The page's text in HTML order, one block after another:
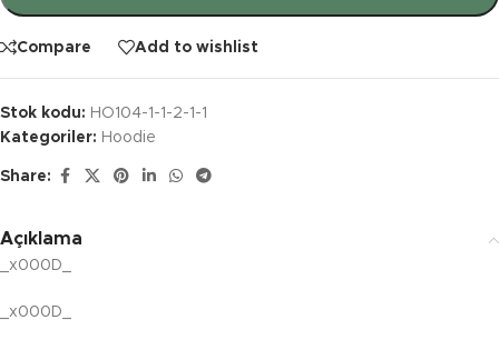
Compare Add to wishlist
Stok kodu: HO104-1-1-2-1-1
Kategoriler: Hoodie
Share:
Açıklama
_x000D_
_x000D_